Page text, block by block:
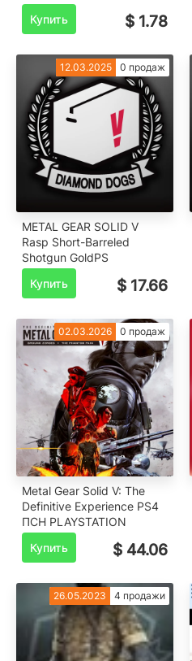
Купить
$ 1.78
12.03.2025 0 продаж
METAL GEAR SOLID V
Rasp Short-Barreled
Shotgun GoldPS
Купить
$ 17.66
02.03.2026 0 продаж
Metal Gear Solid V: The
Definitive Experience PS4
ПСН PLAYSTATION
Купить
$ 44.06
26.05.2023 4 продажи